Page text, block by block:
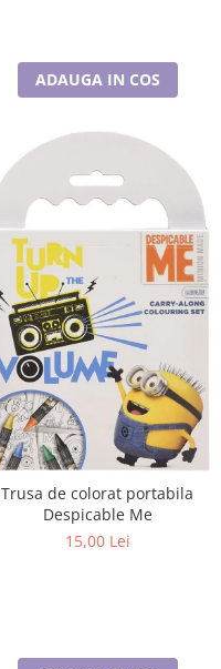
ADAUGA IN COS
Trusa de colorat portabila
Despicable Me
15,00 Lei